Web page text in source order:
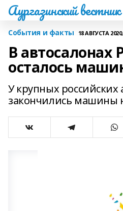
Аургазинский вестник
События и факты 18 АВГУСТА
В автосалонах
осталось
У крупных
закончились машины